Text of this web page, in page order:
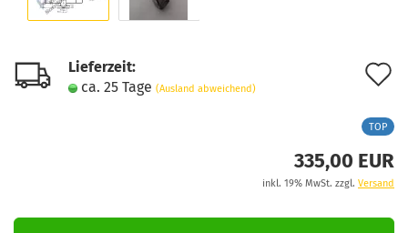
Lieferzeit:
ca. 25 Tage (Ausland abweichend)
TOP
335,00 EUR
inkl. 19% MwSt. zzgl. Versand